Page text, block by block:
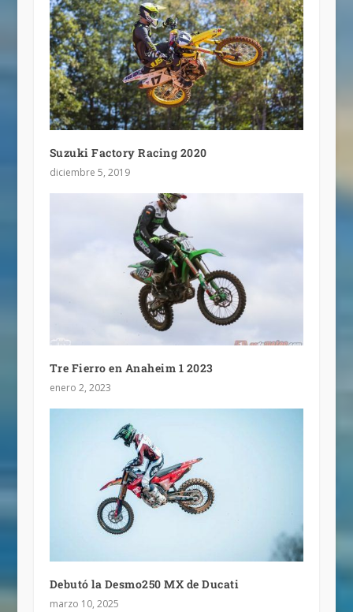
Suzuki Factory Racing 2020
diciembre 5, 2019
Tre Fierro en Anaheim 1 2023
enero 2, 2023
Debutó la Desmo250 MX de Ducati
marzo 10, 2025